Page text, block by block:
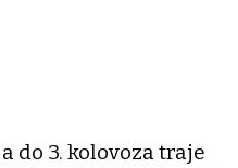
do 3. kolovoza traje